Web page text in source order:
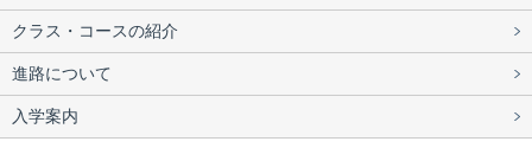
クラス・コースの紹介
進路について
入学案内